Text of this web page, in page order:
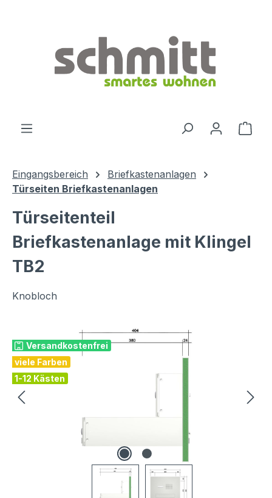
Eingangsbereich
Briefkastenanlagen
Türseiten Briefkastenanlagen
Türseitenteil
Briefkastenanlage mit Klingel
TB2
Knobloch
Versandkostenfrei
viele Farben
1-12 Kästen